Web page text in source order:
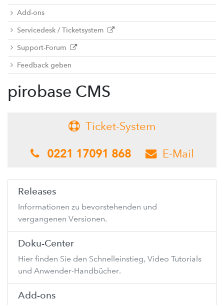
Add-ons
Servicedesk / Ticketsystem
Support-Forum
Feedback geben
pirobase CMS
- Ticket-System
0221 17091 868 - E-Mail
Releases
Informationen zu bevorstehenden und
vergangenen Versionen.
Doku-Center
Hier finden Sie den Schnelleinstieg, Video Tutorials
und Anwender-Handbücher.
Add-ons